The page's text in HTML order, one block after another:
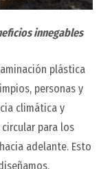
innegables
plástica
personas y
climática y
para los
adelante. Esto